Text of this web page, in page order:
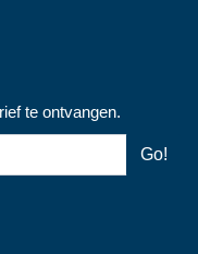
te ontvangen.